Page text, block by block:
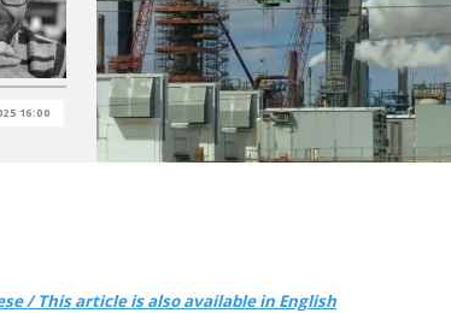
16:00
/ This article is also available in English